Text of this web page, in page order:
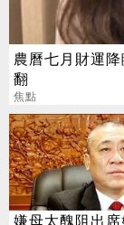
農曆七月財運
翻
焦點
嫌母太醜阻出席